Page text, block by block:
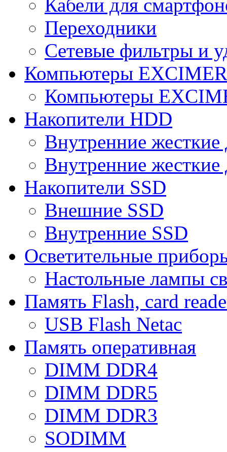
Кабели для
Переходники
Сетевые фильтры и
Компьютеры
Компьютеры
Накопители HDD
Внутренние
Внутренние
Накопители SSD
Внешние SSD
Внутренние SSD
Осветительные
Настольные лампы
Память Flash, card
USB Flash Netac
Память оперативная
DIMM DDR4
DIMM DDR5
DIMM DDR3
SODIMM